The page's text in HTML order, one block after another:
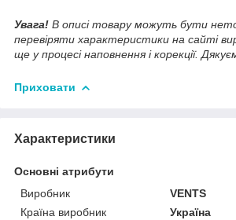
Увага! В описі товару можуть бути
перевіряти характеристики на сайті
ще у процесі наповнення і корекції.
Приховати
Характеристики
Основні атрибути
Виробник
VENTS
Країна виробник
Україна